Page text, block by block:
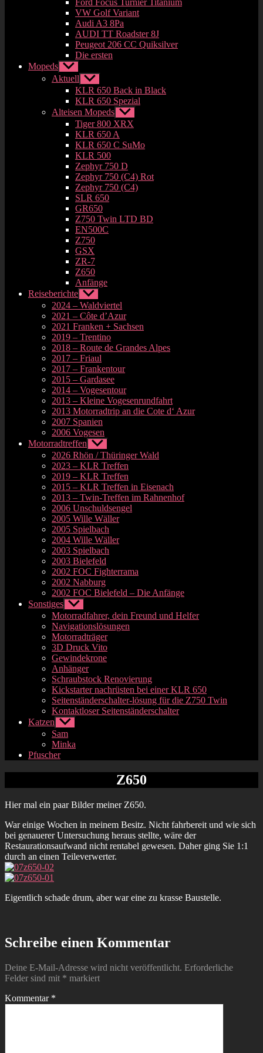
Ford Focus Turnier Titanium
VW Golf Variant
Audi A3 8Pa
AUDI TT Roadster 8J
Peugeot 206 CC Quiksilver
Die ersten
Mopeds Untermenü
anzeigen
Aktuell Untermenü
anzeigen
KLR 650 Back in Black
KLR 650 Spezial
Alteisen Mopeds Untermenü
anzeigen
Tiger 800 XRX
KLR 650 A
KLR 650 C SuMo
KLR 500
Zephyr 750 D
Zephyr 750 (C4) Rot
Zephyr 750 (C4)
SLR 650
GR650
Z750 Twin LTD BD
EN500C
Z750
GSX
ZR-7
Z650
Anfänge
Reiseberichte Untermenü
anzeigen
2024 – Waldviertel
2021 – Côte d’Azur
2021 Franken + Sachsen
2019 – Trentino
2018 – Route de Grandes Alpes
2017 – Friaul
2017 – Frankentour
2015 – Gardasee
2014 – Vogesentour
2013 – Kleine Vogesenrundfahrt
2013 Motorradtrip an die Cote d‘ Azur
2007 Spanien
2006 Vogesen
Motorradtreffen Untermenü
anzeigen
2026 Rhön / Thüringer Wald
2023 – KLR Treffen
2019 – KLR Treffen
2015 – KLR Treffen in Eisenach
2013 – Twin-Treffen im Rahnenhof
2006 Unschuldsengel
2005 Wille Wäller
2005 Spielbach
2004 Wille Wäller
2003 Spielbach
2003 Bielefeld
2002 FOC Fighterrama
2002 Nabburg
2002 FOC Bielefeld – Die Anfänge
Sonstiges Untermenü
anzeigen
Motorradfahrer, dein Freund und Helfer
Navigationslösungen
Motorradträger
3D Druck Vito
Gewindekrone
Anhänger
Schraubstock Renovierung
Kickstarter nachrüsten bei einer KLR 650
Seitenständerschalter-lösung für die Z750 Twin
Kontaktloser Seitenständerschalter
Katzen Untermenü
anzeigen
Sam
Minka
Pfuscher
Z650
Hier mal ein paar Bilder meiner Z650.
War einige Wochen in meinem Besitz. Nicht fahrbereit und wie sich
bei genauerer Untersuchung heraus stellte, wäre der
Restaurationsaufwand nicht rentabel gewesen. Daher ging Sie 1:1
durch an einen Teileverwerter.
Eigentlich schade drum, aber war eine zu krasse Baustelle.
Schreibe einen Kommentar
Deine E-Mail-Adresse wird nicht veröffentlicht. Erforderliche
Felder sind mit * markiert
Kommentar *